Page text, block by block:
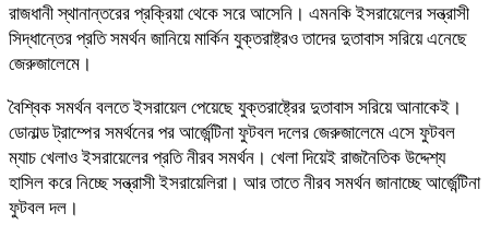
রাজধানী স্থানান্তরের প্রক্রিয়া থেকে সরে আসেনি। এমনকি ইসরায়েলের সন্ত্রাসী
সিদ্ধান্তের প্রতি সমর্থন জানিয়ে মার্কিন যুক্তরাষ্ট্রও তাদের দুতাবাস সরিয়ে এনেছে
জেরুজালেমে।
বৈশ্বিক সমর্থন বলতে ইসরায়েল পেয়েছে যুক্তরাষ্ট্রের দুতাবাস সরিয়ে আনাকেই।
ডোনাল্ড ট্রাম্পের সমর্থনের পর আর্জেন্টিনা ফুটবল দলের জেরুজালেমে এসে ফুটবল
ম্যাচ খেলাও ইসরায়েলের প্রতি নীরব সমর্থন। খেলা দিয়েই রাজনৈতিক উদ্দেশ্য
হাসিল করে নিচ্ছে সন্ত্রাসী ইসরায়েলিরা। আর তাতে নীরব সমর্থন জানাচ্ছে আর্জেন্টিনা
ফুটবল দল।